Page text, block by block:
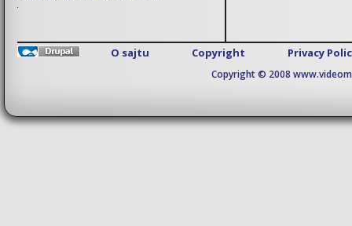
O sajtu Copyright Privacy
Copyright © 2008